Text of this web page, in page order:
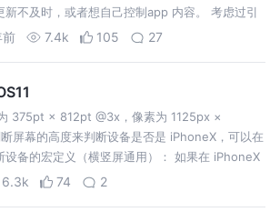
新不及时，或者想自己控制app 内容。 考虑过引
个东西，我自己觉得太过笨重了吧。 用现…
前 7.4k 105 27
375pt × 812pt @3x，像素为 1125px ×
屏幕的高度来判断设备是否是 iPhoneX，可以在
设备的宏定义（横竖屏通用）： 如果在 iPhoneX
出现上下屏幕没…
6.3k 74 2